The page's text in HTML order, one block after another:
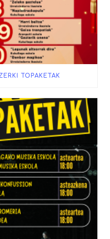
TOPAKETAK